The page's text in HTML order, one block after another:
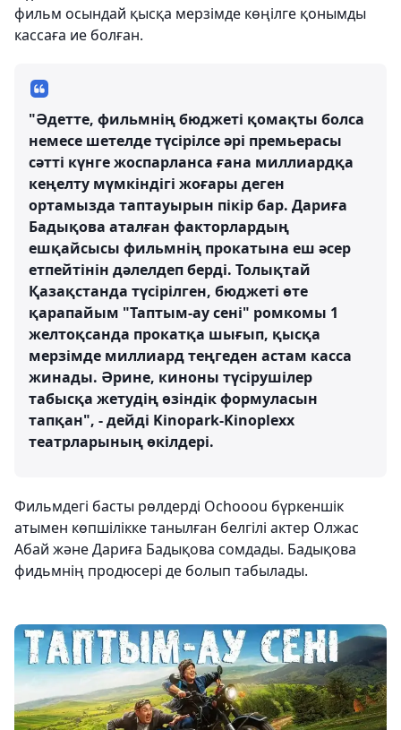
фильм осындай қысқа мерзімде көңілге қонымды
кассаға ие болған.
"Әдетте, фильмнің бюджеті қомақты болса
немесе шетелде түсірілсе әрі премьерасы
сәтті күнге жоспарланса ғана миллиардқа
кеңелту мүмкіндігі жоғары деген
ортамызда таптауырын пікір бар. Дариға
Бадықова аталған факторлардың
ешқайсысы фильмнің прокатына еш әсер
етпейтінін дәлелдеп берді. Толықтай
Қазақстанда түсірілген, бюджеті өте
қарапайым "Таптым-ау сені" ромкомы 1
желтоқсанда прокатқа шығып, қысқа
мерзімде миллиард теңгеден астам касса
жинады. Әрине, киноны түсірушілер
табысқа жетудің өзіндік формуласын
тапқан", - дейді Kinopark-Kinoplexx
театрларының өкілдері.
Фильмдегі басты рөлдерді Ochooou бүркеншік
атымен көпшілікке танылған белгілі актер Олжас
Абай және Дариға Бадықова сомдады. Бадықова
фидьмнің продюсері де болып табылады.